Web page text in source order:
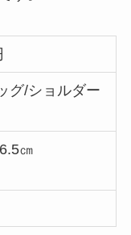
グ/ショルダー
㎝